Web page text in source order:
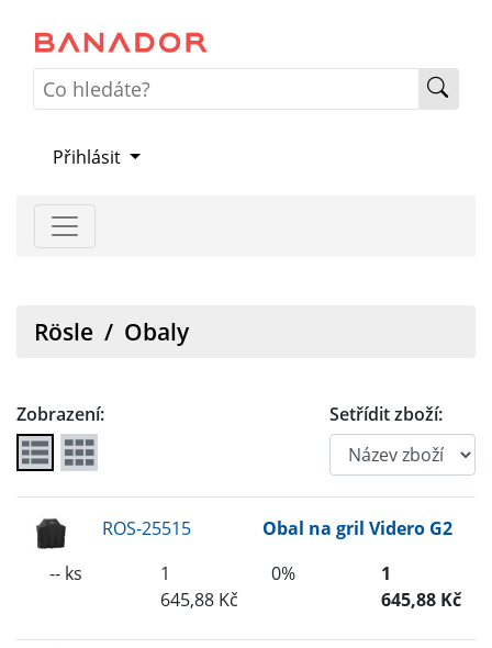
Přihlásit
Rösle / Obaly
Zobrazení: Setřídit zboží:
ROS-25515
Obal na gril Videro G2
-- ks
1
645,88 Kč
0%
1
645,88 Kč